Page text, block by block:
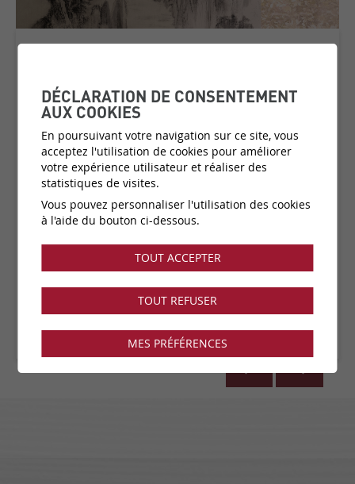
COLLECTION:CWC
Matière:bio-vinyle organique
Catégorie de prix: C4
Couleurs:
2 disponibles
Fabricant: Wall & Déco
Collection disponible dans notre showroom !
DÉCLARATION DE CONSENTEMENT
AUX COOKIES
En poursuivant votre navigation sur ce site, vous
acceptez l'utilisation de cookies pour améliorer
votre expérience utilisateur et réaliser des
statistiques de visites.
Vous pouvez personnaliser l'utilisation des cookies
à l'aide du bouton ci-dessous.
TOUT ACCEPTER
TOUT REFUSER
MES PRÉFÉRENCES